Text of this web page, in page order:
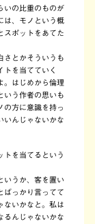
いの比重のものが
は、モノという概
スポットをあてた
さとかそういうも
トを当てていく
。はじめから倫理
いう作者の思いも
の方に意識を持っ
いんじゃないかな
を当てるという
いうか、客を置い
ばっかり言ってて
ないかなと。私は
るんじゃないかな